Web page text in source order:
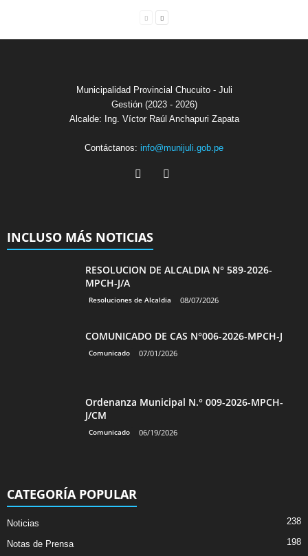
Municipalidad Provincial Chucuito - Juli
Gestión (2023 - 2026)
Alcalde: Ing. Víctor Raúl Anchapuri Zapata
Contáctanos: info@munijuli.gob.pe
INCLUSO MÁS NOTICIAS
RESOLUCION DE ALCALDIA N° 589-2026-
MPCH-J/A
Resoluciones de Alcaldia 08/07/2026
COMUNICADO DE CAS N°006-2026-MPCH-J
Comunicado 07/01/2026
Ordenanza Municipal N.° 009-2026-MPCH-
J/CM
Comunicado 06/19/2026
CATEGORÍA POPULAR
Noticias 238
Notas de Prensa 198